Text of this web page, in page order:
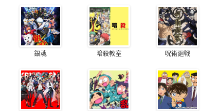
銀魂 暗殺教室 呪術廻戦